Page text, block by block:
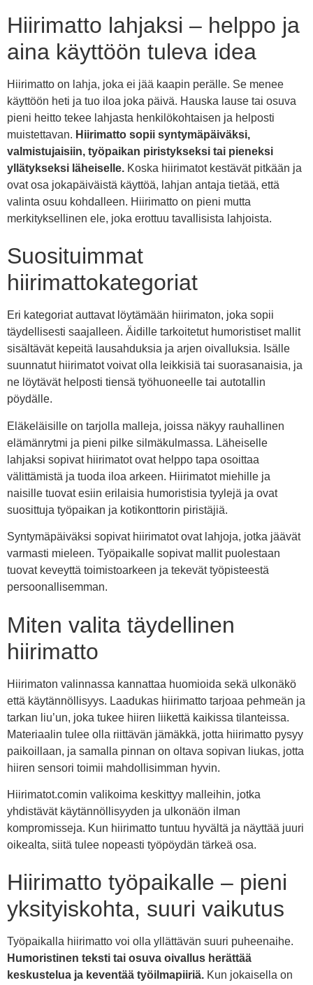
Hiirimatto lahjaksi – helppo ja
aina käyttöön tuleva idea
Hiirimatto on lahja, joka ei jää kaapin perälle. Se menee
käyttöön heti ja tuo iloa joka päivä. Hauska lause tai osuva
pieni heitto tekee lahjasta henkilökohtaisen ja helposti
muistettavan. Hiirimatto sopii syntymäpäiväksi,
valmistujaisiin, työpaikan piristykseksi tai pieneksi
yllätykseksi läheiselle. Koska hiirimatot kestävät pitkään ja
ovat osa jokapäiväistä käyttöä, lahjan antaja tietää, että
valinta osuu kohdalleen. Hiirimatto on pieni mutta
merkityksellinen ele, joka erottuu tavallisista lahjoista.
Suosituimmat
hiirimattokategoriat
Eri kategoriat auttavat löytämään hiirimaton, joka sopii
täydellisesti saajalleen. Äidille tarkoitetut humoristiset mallit
sisältävät kepeitä lausahduksia ja arjen oivalluksia. Isälle
suunnatut hiirimatot voivat olla leikkisiä tai suorasanaisia, ja
ne löytävät helposti tiensä työhuoneelle tai autotallin
pöydälle.
Eläkeläisille on tarjolla malleja, joissa näkyy rauhallinen
elämänrytmi ja pieni pilke silmäkulmassa. Läheiselle
lahjaksi sopivat hiirimatot ovat helppo tapa osoittaa
välittämistä ja tuoda iloa arkeen. Hiirimatot miehille ja
naisille tuovat esiin erilaisia humoristisia tyylejä ja ovat
suosittuja työpaikan ja kotikonttorin piristäjiä.
Syntymäpäiväksi sopivat hiirimatot ovat lahjoja, jotka jäävät
varmasti mieleen. Työpaikalle sopivat mallit puolestaan
tuovat keveyttä toimistoarkeen ja tekevät työpisteestä
persoonallisemman.
Miten valita täydellinen
hiirimatto
Hiirimaton valinnassa kannattaa huomioida sekä ulkonäkö
että käytännöllisyys. Laadukas hiirimatto tarjoaa pehmeän ja
tarkan liu’un, joka tukee hiiren liikettä kaikissa tilanteissa.
Materiaalin tulee olla riittävän jämäkkä, jotta hiirimatto pysyy
paikoillaan, ja samalla pinnan on oltava sopivan liukas, jotta
hiiren sensori toimii mahdollisimman hyvin.
Hiirimatot.comin valikoima keskittyy malleihin, jotka
yhdistävät käytännöllisyyden ja ulkonäön ilman
kompromisseja. Kun hiirimatto tuntuu hyvältä ja näyttää juuri
oikealta, siitä tulee nopeasti työpöydän tärkeä osa.
Hiirimatto työpaikalle – pieni
yksityiskohta, suuri vaikutus
Työpaikalla hiirimatto voi olla yllättävän suuri puheenaihe.
Humoristinen teksti tai osuva oivallus herättää
keskustelua ja keventää työilmapiiriä. Kun jokaisella on